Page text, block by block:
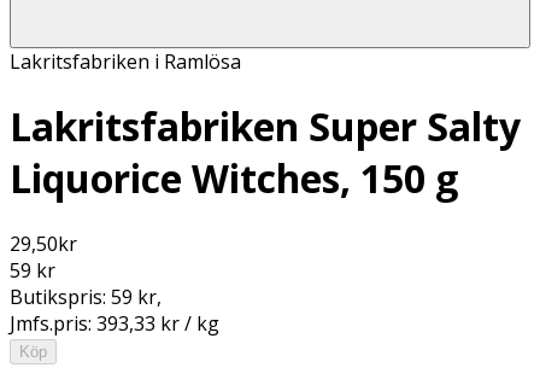
Lakritsfabriken i Ramlösa
Lakritsfabriken Super Salty
Liquorice Witches, 150 g
29,50kr
59 kr
Butikspris: 59 kr,
Jmfs.pris: 393,33 kr / kg
Köp